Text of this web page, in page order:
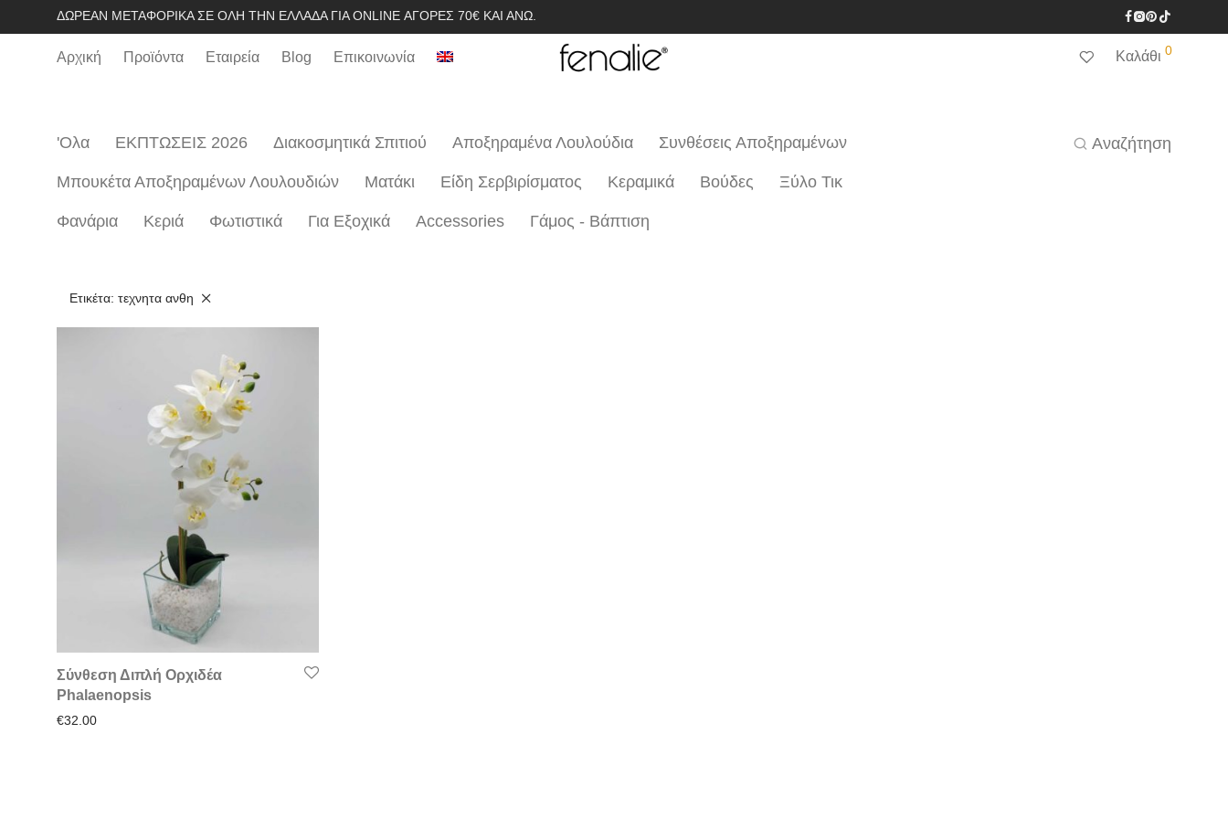
ΔΩΡΕΆΝ ΜΕΤΑΦΟΡΙΚΆ ΣΕ ΌΛΗ ΤΗΝ ΕΛΛΆΔΑ ΓΙΑ ONLINE ΑΓΟΡΈΣ 70€ ΚΑΙ ΆΝΩ.
Αρχική Προϊόντα Εταιρεία Blog Επικοινωνία Καλάθι 0
Αναζήτηση
'Ολα ΕΚΠΤΩΣΕΙΣ 2026 Διακοσμητικά Σπιτιού Αποξηραμένα Λουλούδια Συνθέσεις Αποξηραμένων
Μπουκέτα Αποξηραμένων Λουλουδιών Mατάκι Είδη Σερβιρίσματος Κεραμικά Βούδες Ξύλο Τικ
Φανάρια Κεριά Φωτιστικά Για Εξοχικά Accessories Γάμος - Βάπτιση
Ετικέτα: τεχνητα ανθη
Σύνθεση Διπλή Ορχιδέα
Phalaenopsis
€32.00